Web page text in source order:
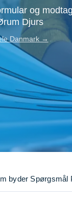
Tunge løft
Underholdning
Se alle...
og
Djurs
Danmark →
byder Spørgsmål